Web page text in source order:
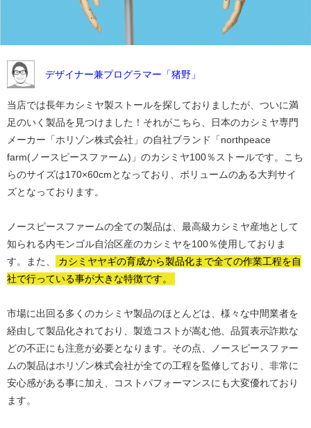
デザイナー兼プログラマー「猪野」
当店では長年カシミヤ製ストールを探しておりましたが、ついに満
足のいく製品を見つけました！それがこちら、日本のカシミヤ専門
メーカー「ホリゾン株式会社」の自社ブランド「northpeace
farm(ノースピースファーム)」のカシミヤ100％ストールです。こち
らのサイズは170×60cmとなっており、ボリュームのある大判サイ
ズとなっております。
ノースピースファームの全ての製品は、最高級カシミヤ産地として
知られる内モンゴル自治区産のカシミヤを100％使用しておりま
す。また、
カシミヤヤギの育成から製品化まで全ての作業工程を自
社で行っている事が大きな特徴です。
市場に出回る多くのカシミヤ製品のほとんどは、様々な中間業者を
経由して製品化されており、製造コストが嵩む他、品質表示詐欺な
どの不正にも注意が必要となります。その点、ノースピースファー
ムの製品はホリゾン株式会社が全ての工程を監修しており、非常に
安心感がある事に加え、コストパフォーマンスにも大変優れており
ます。